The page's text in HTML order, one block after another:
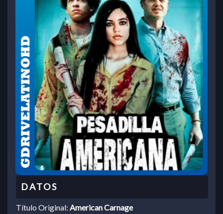
Título Original: American Carnage